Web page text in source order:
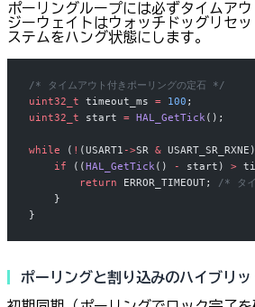
ポーリングループには必ずタイムア
ジーウェイトはウォッチドッグリセ
ステムをハング状態にします。
/* タイムアウト付きポーリングの定石 */
uint32_t timeout_ms = 100 ;
uint32_t start = HAL_GetTick ();
while ( ! (USART1 ->SR &
    if
((HAL_GetTick () - start) >
        return
ERROR_TIMEOUT;
/* タイ
    }
}
ポーリングと割り込みのハイブリッ